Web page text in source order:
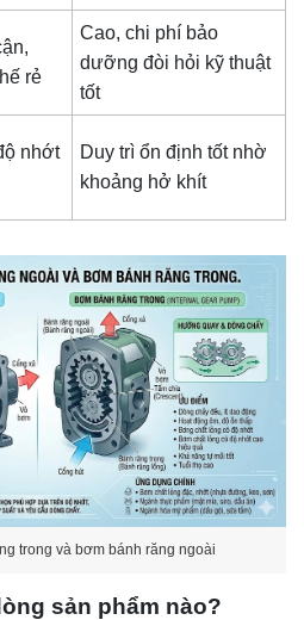
rẻ
Cao, chi phí bảo
dưỡng đòi hỏi kỹ thuật
tốt
nhớt
Duy trì ổn định tốt nhờ
khoảng hở khít
trong và bơm bánh răng ngoài
sản phẩm nào?